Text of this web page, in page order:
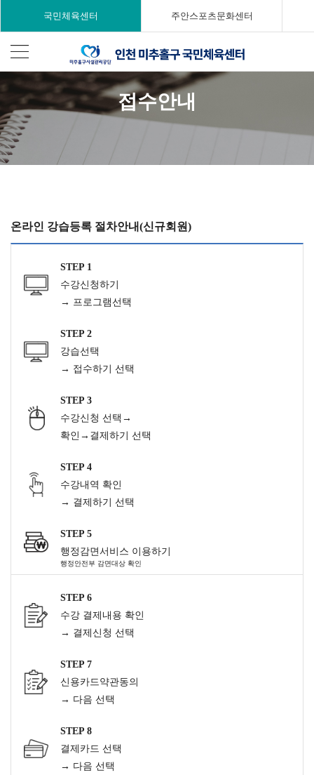
국민체육센터 주안스포츠문화센터
접수안내
온라인 강습등록 절차안내(신규회원)
STEP 1
수강신청하기
→ 프로그램선택
STEP 2
강습선택
→ 접수하기 선택
STEP 3
수강신청 선택→
확인→결제하기 선택
STEP 4
수강내역 확인
→ 결제하기 선택
STEP 5
행정감면서비스 이용하기
행정안전부 감면대상 확인
STEP 6
수강 결제내용 확인
→ 결제신청 선택
STEP 7
신용카드약관동의
→ 다음 선택
STEP 8
결제카드 선택
→ 다음 선택